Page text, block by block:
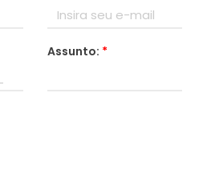
Assunto: *